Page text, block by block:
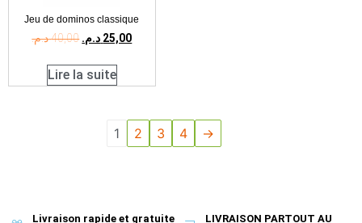
Jeu de dominos classique
40,00د.م. 25,00 د.م.
Lire la suite
1 2 3 4 →
Livraison rapide et gratuite
LIVRAISON PARTOUT AU